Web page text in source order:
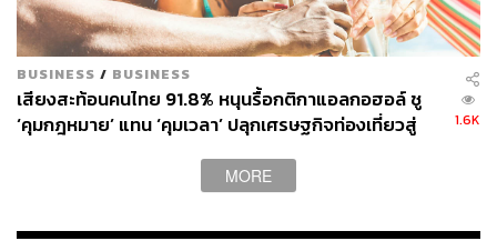
BUSINESS / BUSINESS
เสียงสะท้อนคนไทย 91.8% หนุนรื้อกติกาแอลกอฮอล์ ชู
‘คุมกฎหมาย’ แทน ‘คุมเวลา’ ปลุกเศรษฐกิจท่องเที่ยวสู่
1.6K
MORE